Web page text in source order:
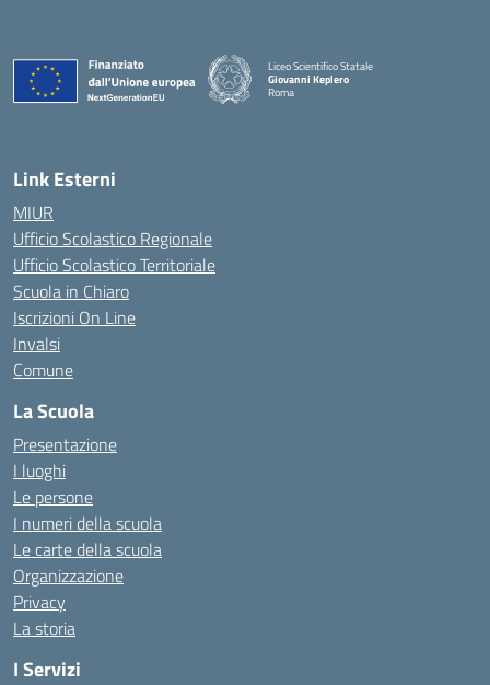
Liceo Scientifico Statale
Giovanni Keplero
Roma
Link Esterni
MIUR
Ufficio Scolastico Regionale
Ufficio Scolastico Territoriale
Scuola in Chiaro
Iscrizioni On Line
Invalsi
Comune
La Scuola
Presentazione
I luoghi
Le persone
I numeri della scuola
Le carte della scuola
Organizzazione
Privacy
La storia
I Servizi